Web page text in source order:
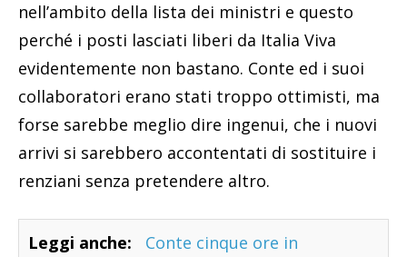
nell’ambito della lista dei ministri e questo
perché i posti lasciati liberi da Italia Viva
evidentemente non bastano. Conte ed i suoi
collaboratori erano stati troppo ottimisti, ma
forse sarebbe meglio dire ingenui, che i nuovi
arrivi si sarebbero accontentati di sostituire i
renziani senza pretendere altro.
Leggi anche:
Conte cinque ore in